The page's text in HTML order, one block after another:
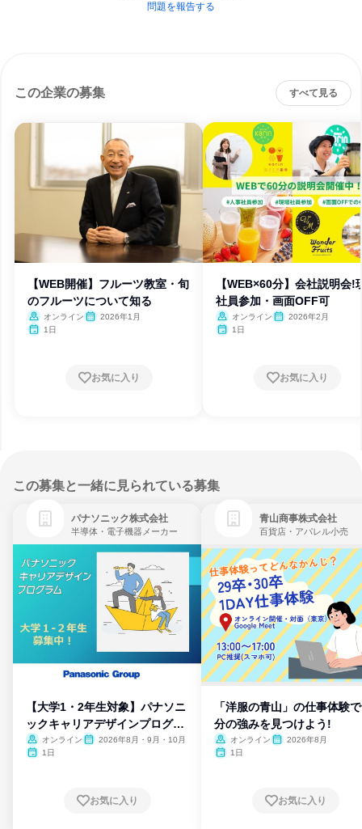
問題を報告する
この企業の募集 すべて見る
【WEB開催】フルーツ教室・旬
のフルーツについて知る
オンライン
2026年1月
1日
お気に入り
【WEB×60分】会社説明会!
社員参加・画面OFF可
オンライン
2026年2月
1日
お気に入り
この募集と一緒に見られている募集
パナソニック株式会社
半導体・電子機器メーカー
【大学1・2年生対象】パナソニ
ックキャリアデザインプログラ
ム
オンライン
2026年8月・9月・10月
1日
お気に入り
青山商事株式会社
百貨店・アパレル小売
「洋服の青山」の仕事体験
分の強みを見つけよう!
オンライン
2026年8月
1日
お気に入り